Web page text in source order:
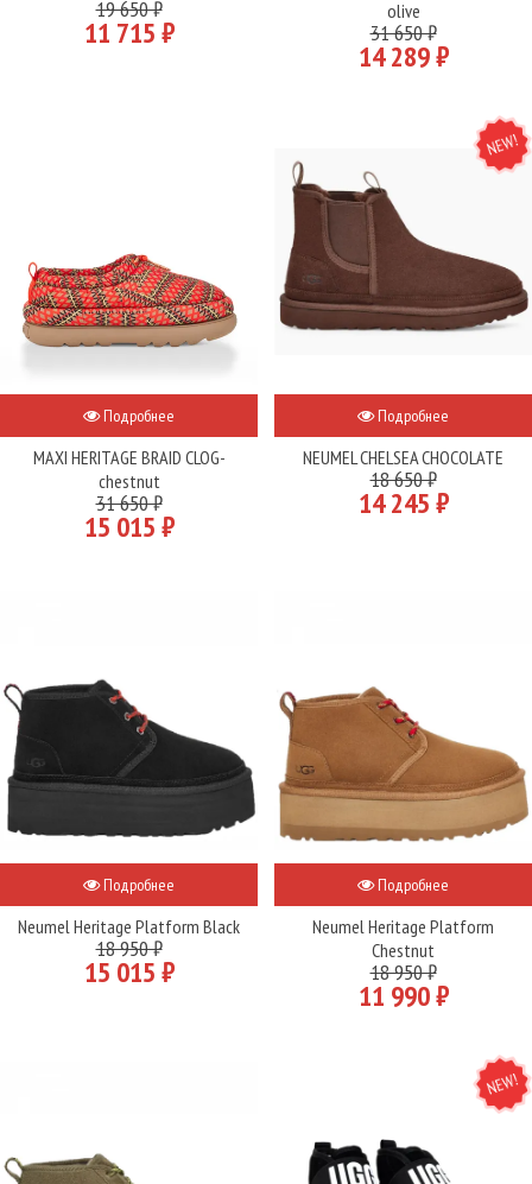
19 650 ₽
11 715 ₽
olive
31 650 ₽
14 289 ₽
Подробнее
MAXI HERITAGE BRAID CLOG-
chestnut
31 650 ₽
15 015 ₽
NEW
Подробнее
NEUMEL CHELSEA CHOCOLATE
18 650 ₽
14 245 ₽
Подробнее
Neumel Heritage Platform Black
18 950 ₽
15 015 ₽
Подробнее
Neumel Heritage Platform
Chestnut
18 950 ₽
11 990 ₽
NEW